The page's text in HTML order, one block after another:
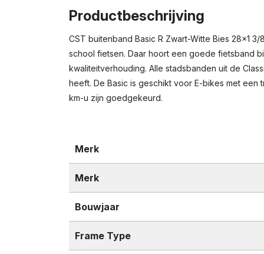
Productbeschrijving
CST buitenband Basic R Zwart-Witte Bies 28x1
school fietsen. Daar hoort een goede fietsband
kwaliteitverhouding. Alle stadsbanden uit de
heeft. De Basic is geschikt voor E-bikes met
km-u zijn goedgekeurd.
Merk
Merk
Bouwjaar
Frame Type